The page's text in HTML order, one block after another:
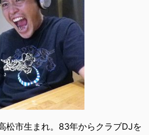
松市生まれ。83年からクラブDJを